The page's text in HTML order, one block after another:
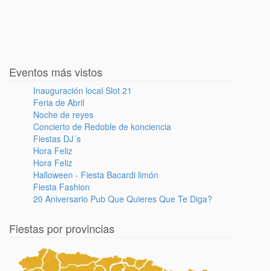
Eventos más vistos
Inauguración local Slot 21
Feria de Abril
Noche de reyes
Concierto de Redoble de konciencia
Fiestas DJ´s
Hora Feliz
Hora Feliz
Halloween - Fiesta Bacardi limón
Fiesta Fashion
20 Aniversario Pub Que Quieres Que Te Diga?
Fiestas por provincias